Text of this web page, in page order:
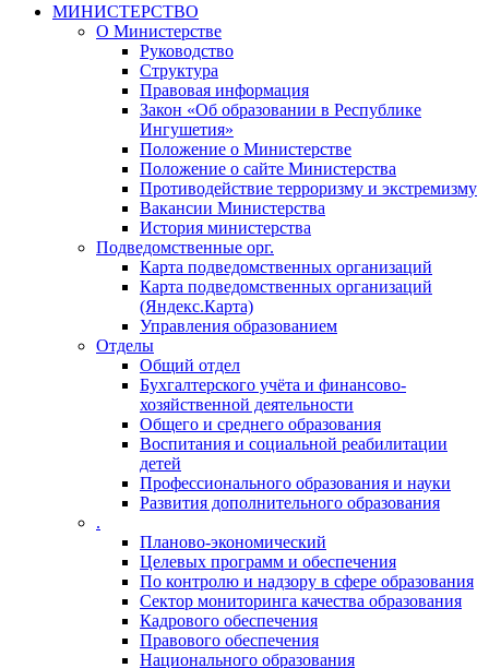
МИНИСТЕРСТВО
О Министерстве
Руководство
Структура
Правовая информация
Закон «Об образовании в Республике
Ингушетия»
Положение о Министерстве
Положение о сайте Министерства
Противодействие терроризму и экстремизму
Вакансии Министерства
История министерства
Подведомственные орг.
Карта подведомственных организаций
Карта подведомственных организаций
(Яндекс.Карта)
Управления образованием
Отделы
Общий отдел
Бухгалтерского учёта и финансово-
хозяйственной деятельности
Общего и среднего образования
Воспитания и социальной реабилитации
детей
Профессионального образования и науки
Развития дополнительного образования
.
Планово-экономический
Целевых программ и обеспечения
По контролю и надзору в сфере образования
Сектор мониторинга качества образования
Кадрового обеспечения
Правового обеспечения
Национального образования